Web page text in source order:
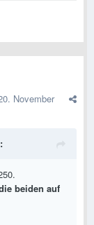
November
beiden auf